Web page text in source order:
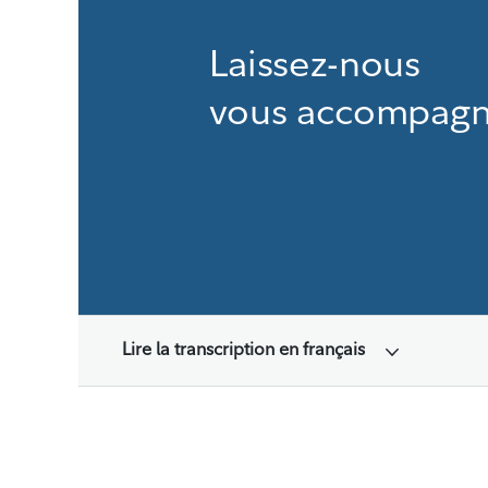
Laissez-nous
vous
Lire la transcription en français